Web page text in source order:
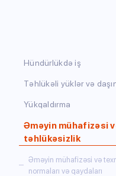
Hündürlükdə iş
Təhlükəli yüklər və
Yükqaldırma
Əməyin mühafizəsi
təhlükəsizlik
Əməyin mühafizəsi və
normaları və qaydaları